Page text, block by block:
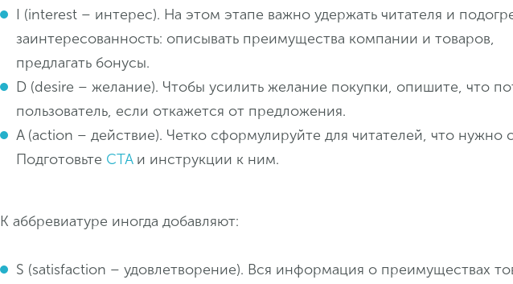
I (interest – интерес). На этом этапе важно удержать читателя и
заинтересованность: описывать преимущества компании и товаров,
предлагать бонусы.
D (desire – желание). Чтобы усилить желание покупки, опишите, что
пользователь, если откажется от предложения.
A (action – действие). Четко сформулируйте для читателей, что нужно
Подготовьте CTAи инструкции к ним.
К аббревиатуре иногда добавляют:
S (satisfaction – удовлетворение). Вся информация о преимуществах